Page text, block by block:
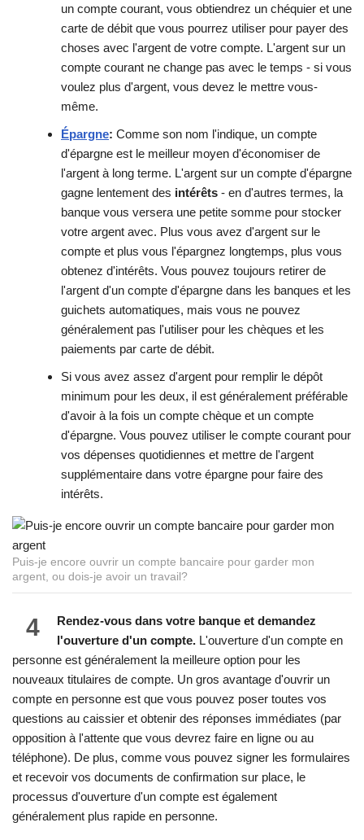
un compte courant, vous obtiendrez un chéquier et une
carte de débit que vous pourrez utiliser pour payer des
choses avec l'argent de votre compte. L'argent sur un
compte courant ne change pas avec le temps - si vous
voulez plus d'argent, vous devez le mettre vous-
même.
Épargne: Comme son nom l'indique, un compte
d'épargne est le meilleur moyen d'économiser de
l'argent à long terme. L'argent sur un compte d'épargne
gagne lentement des intérêts - en d'autres termes, la
banque vous versera une petite somme pour stocker
votre argent avec. Plus vous avez d'argent sur le
compte et plus vous l'épargnez longtemps, plus vous
obtenez d'intérêts. Vous pouvez toujours retirer de
l'argent d'un compte d'épargne dans les banques et les
guichets automatiques, mais vous ne pouvez
généralement pas l'utiliser pour les chèques et les
paiements par carte de débit.
Si vous avez assez d'argent pour remplir le dépôt
minimum pour les deux, il est généralement préférable
d'avoir à la fois un compte chèque et un compte
d'épargne. Vous pouvez utiliser le compte courant pour
vos dépenses quotidiennes et mettre de l'argent
supplémentaire dans votre épargne pour faire des
intérêts.
Puis-je encore ouvrir un compte bancaire pour garder mon
argent, ou dois-je avoir un travail?
4
Rendez-vous dans votre banque et demandez
l'ouverture d'un compte. L'ouverture d'un compte en
personne est généralement la meilleure option pour les
nouveaux titulaires de compte. Un gros avantage d'ouvrir un
compte en personne est que vous pouvez poser toutes vos
questions au caissier et obtenir des réponses immédiates (par
opposition à l'attente que vous devrez faire en ligne ou au
téléphone). De plus, comme vous pouvez signer les formulaires
et recevoir vos documents de confirmation sur place, le
processus d'ouverture d'un compte est également
généralement plus rapide en personne.